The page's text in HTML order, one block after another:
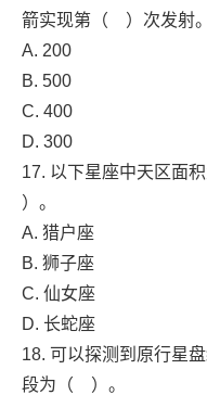
箭实现第（ ）次发射。
A. 200
B. 500
C. 400
D. 300
17. 以下星座中天区面
）。
A. 猎户座
B. 狮子座
C. 仙女座
D. 长蛇座
18. 可以探测到原行星
段为（ ）。